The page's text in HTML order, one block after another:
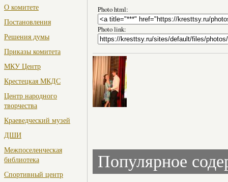
О комитете
Постановления
Решения думы
Приказы комитета
МКУ Центр
Крестецкая МКДС
Центр народного
творчества
Краеведческий музей
ДШИ
Межпоселенческая
библиотека
Спортивный центр
Photo html:
Photo link:
Популярное